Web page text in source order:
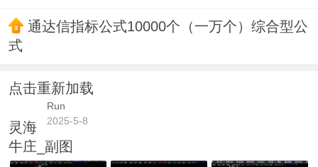
通达信指标公式10000个（一万个）综合型公
式
点击重新加载
Run
2025-5-8
灵海
牛庄_副图